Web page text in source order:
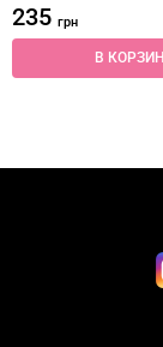
235 грн
В